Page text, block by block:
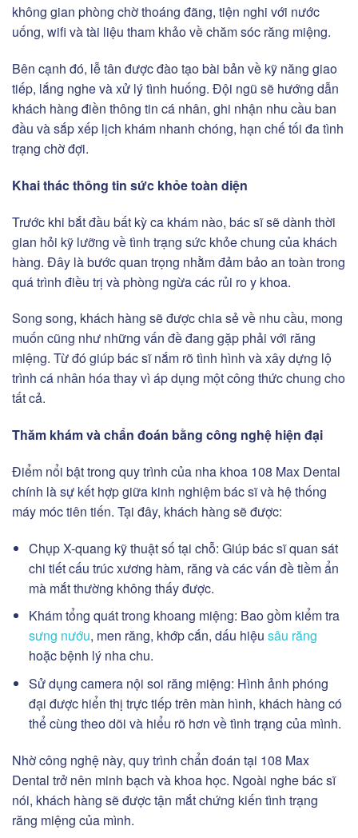
không gian phòng chờ thoáng đãng, tiện nghi với nước
uống, wifi và tài liệu tham khảo về chăm sóc răng miệng.
Bên cạnh đó, lễ tân được đào tạo bài bản về kỹ năng giao
tiếp, lắng nghe và xử lý tình huống. Đội ngũ sẽ hướng dẫn
khách hàng điền thông tin cá nhân, ghi nhận nhu cầu ban
đầu và sắp xếp lịch khám nhanh chóng, hạn chế tối đa tình
trạng chờ đợi.
Khai thác thông tin sức khỏe toàn diện
Trước khi bắt đầu bất kỳ ca khám nào, bác sĩ sẽ dành thời
gian hỏi kỹ lưỡng về tình trạng sức khỏe chung của khách
hàng. Đây là bước quan trọng nhằm đảm bảo an toàn trong
quá trình điều trị và phòng ngừa các rủi ro y khoa.
Song song, khách hàng sẽ được chia sẻ về nhu cầu, mong
muốn cũng như những vấn đề đang gặp phải với răng
miệng. Từ đó giúp bác sĩ nắm rõ tình hình và xây dựng lộ
trình cá nhân hóa thay vì áp dụng một công thức chung cho
tất cả.
Thăm khám và chẩn đoán bằng công nghệ hiện đại
Điểm nổi bật trong quy trình của nha khoa 108 Max Dental
chính là sự kết hợp giữa kinh nghiệm bác sĩ và hệ thống
máy móc tiên tiến. Tại đây, khách hàng sẽ được:
Chụp X-quang kỹ thuật số tại chỗ: Giúp bác sĩ quan sát
chi tiết cấu trúc xương hàm, răng và các vấn đề tiềm ẩn
mà mắt thường không thấy được.
Khám tổng quát trong khoang miệng: Bao gồm kiểm tra
sưng nướu, men răng, khớp cắn, dấu hiệu sâu răng
hoặc bệnh lý nha chu.
Sử dụng camera nội soi răng miệng: Hình ảnh phóng
đại được hiển thị trực tiếp trên màn hình, khách hàng có
thể cùng theo dõi và hiểu rõ hơn về tình trạng của mình.
Nhờ công nghệ này, quy trình chẩn đoán tại 108 Max
Dental trở nên minh bạch và khoa học. Ngoài nghe bác sĩ
nói, khách hàng sẽ được tận mắt chứng kiến tình trạng
răng miệng của mình.